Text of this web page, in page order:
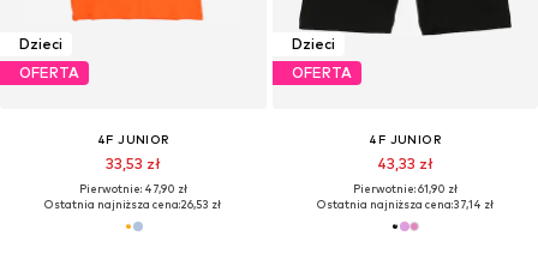
Dzieci
OFERTA
4F JUNIOR
33,53 zł
Pierwotnie: 47,90 zł
Ostatnia najniższa cena:26,53 zł
Dzieci
OFERTA
4F JUNIOR
43,33 zł
Pierwotnie: 61,90 zł
Ostatnia najniższa cena:37,14 zł